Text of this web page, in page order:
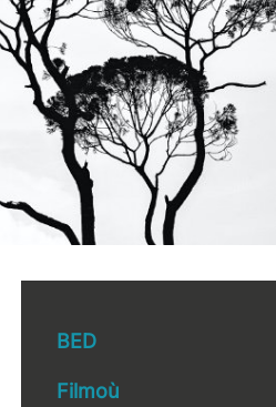
BED
Filmoù